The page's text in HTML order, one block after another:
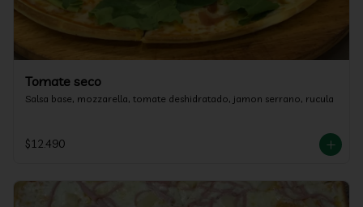
Tomate seco
Salsa base, mozzarella, tomate deshidratado, jamon serrano, rucula
$12.490